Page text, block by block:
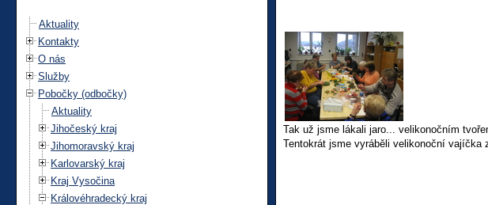
Aktuality
Kontakty
O nás
Služby
Pobočky (odbočky)
Aktuality
Jihočeský kraj
Jihomoravský kraj
Karlovarský kraj
Kraj Vysočina
Královéhradecký kraj
Tak už jsme lákali jaro... velikonočním
Tentokrát jsme vyráběli velikonoční vajíčka